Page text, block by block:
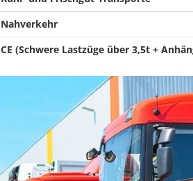
Nahverkehr
CE (Schwere Lastzüge über 3,5t +